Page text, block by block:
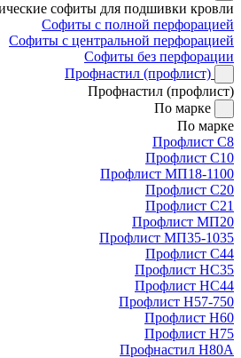
софиты для подшивки кровли
Софиты с полной перфорацией
Софиты с центральной перфорацией
Софиты без перфорации
Профнастил (профлист)
Профнастил (профлист)
По марке
По марке
Профлист С8
Профлист С10
Профлист МП18-1100
Профлист С20
Профлист С21
Профлист МП20
Профлист МП35-1035
Профлист С44
Профлист НС35
Профлист НС44
Профлист Н57-750
Профлист Н60
Профлист Н75
Профнастил Н80А